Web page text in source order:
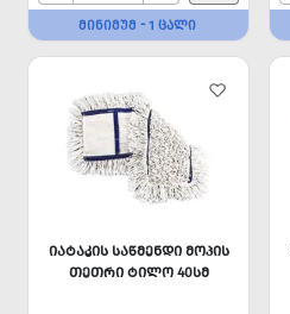
ᲛᲘᲜᲘᲛᲣᲛ - 1 ᲪᲐᲚᲘ
ᲘᲐᲢᲐᲙᲘᲡ ᲡᲐᲬᲛᲔᲜᲓᲘ ᲛᲝᲞᲘᲡ
ᲗᲔᲗᲠᲘ ᲢᲘᲚᲝ 40ᲡᲛ